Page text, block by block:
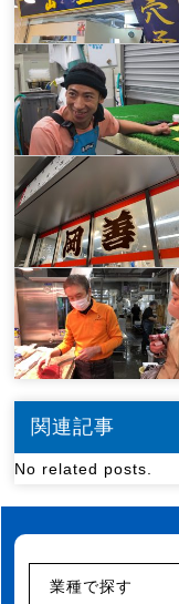
関連記事
No related posts.
業種で探す